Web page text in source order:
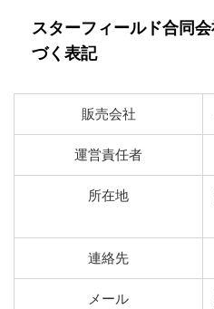
スターフィールド合同
づく表記
販売会社
運営責任者
所在地
連絡先
メール